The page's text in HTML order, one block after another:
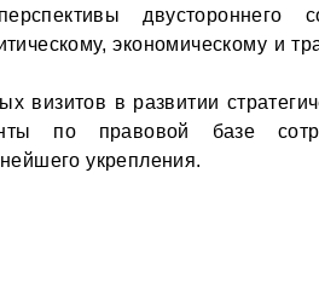
двустороннего
экономическому и
визитов в развитии
по правовой базе
укрепления.